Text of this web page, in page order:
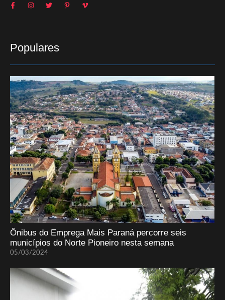
Populares
Ônibus do Emprega Mais Paraná percorre seis
municípios do Norte Pioneiro nesta semana
05/03/2024